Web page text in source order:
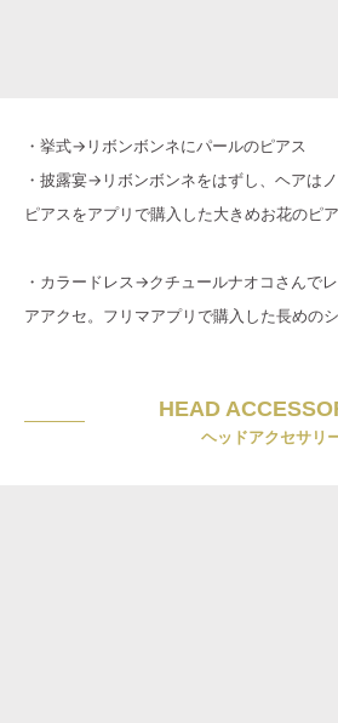
・挙式→リボンボンネにパールのピアス
・披露宴→リボンボンネをはずし、ヘアは
ピアスをアプリで購入した大きめお花のピア
・カラードレス→クチュールナオコさんで
アアクセ。フリマアプリで購入した長めのシ
HEAD
ヘッドアクセサリ